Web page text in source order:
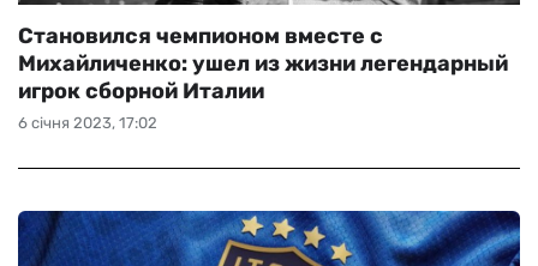
6 січня 2023, 17:02
Становился чемпионом вместе с
Михайличенко: ушел из жизни легендарный
игрок сборной Италии